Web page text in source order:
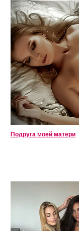
Подруга моей матери